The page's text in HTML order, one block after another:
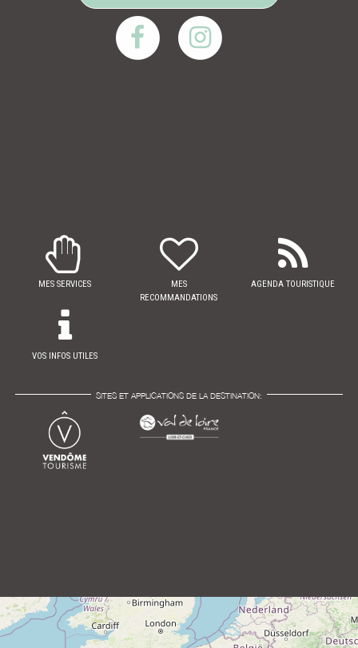
MES SERVICES
MES
RECOMMANDATIONS
AGENDA TOURISTIQUE
VOS INFOS UTILES
SITES ET APPLICATIONS DE LA DESTINATION: